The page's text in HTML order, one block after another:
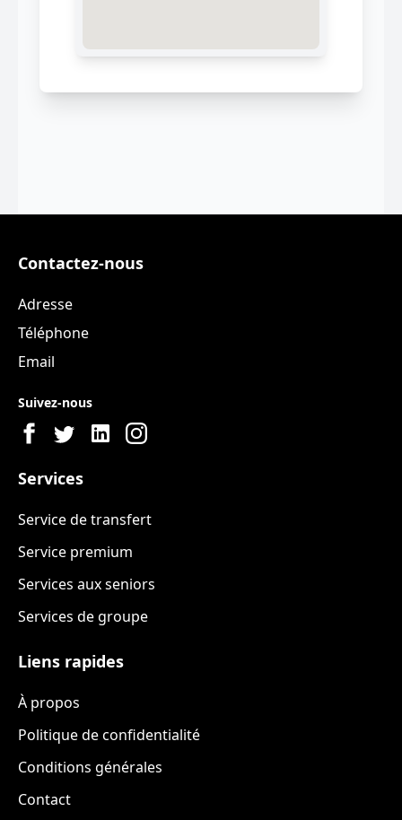
Contactez-nous
Adresse
Téléphone
Email
Suivez-nous
Services
Service de transfert
Service premium
Services aux seniors
Services de groupe
Liens rapides
À propos
Politique de confidentialité
Conditions générales
Contact